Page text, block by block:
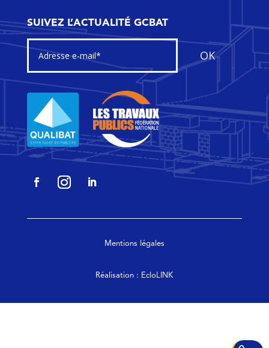
SUIVEZ L’ACTUALITÉ GCBAT
OK
Mentions légales
Réalisation : EcloLINK